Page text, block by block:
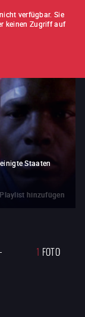
Staaten
hinzufügen
1 FOTO
verfügbar. Sie
keinen Zugriff auf